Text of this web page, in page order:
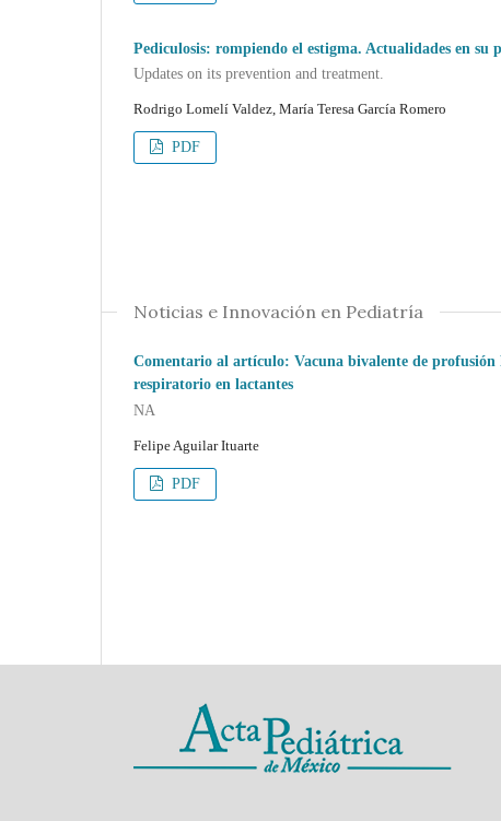
Pediculosis: rompiendo el estigma. Actualidades en su
Updates on its prevention and treatment.
Rodrigo Lomelí Valdez, María Teresa García Romero
PDF
Noticias e Innovación en Pediatría
Comentario al artículo: Vacuna bivalente de
respiratorio en lactantes
NA
Felipe Aguilar Ituarte
PDF